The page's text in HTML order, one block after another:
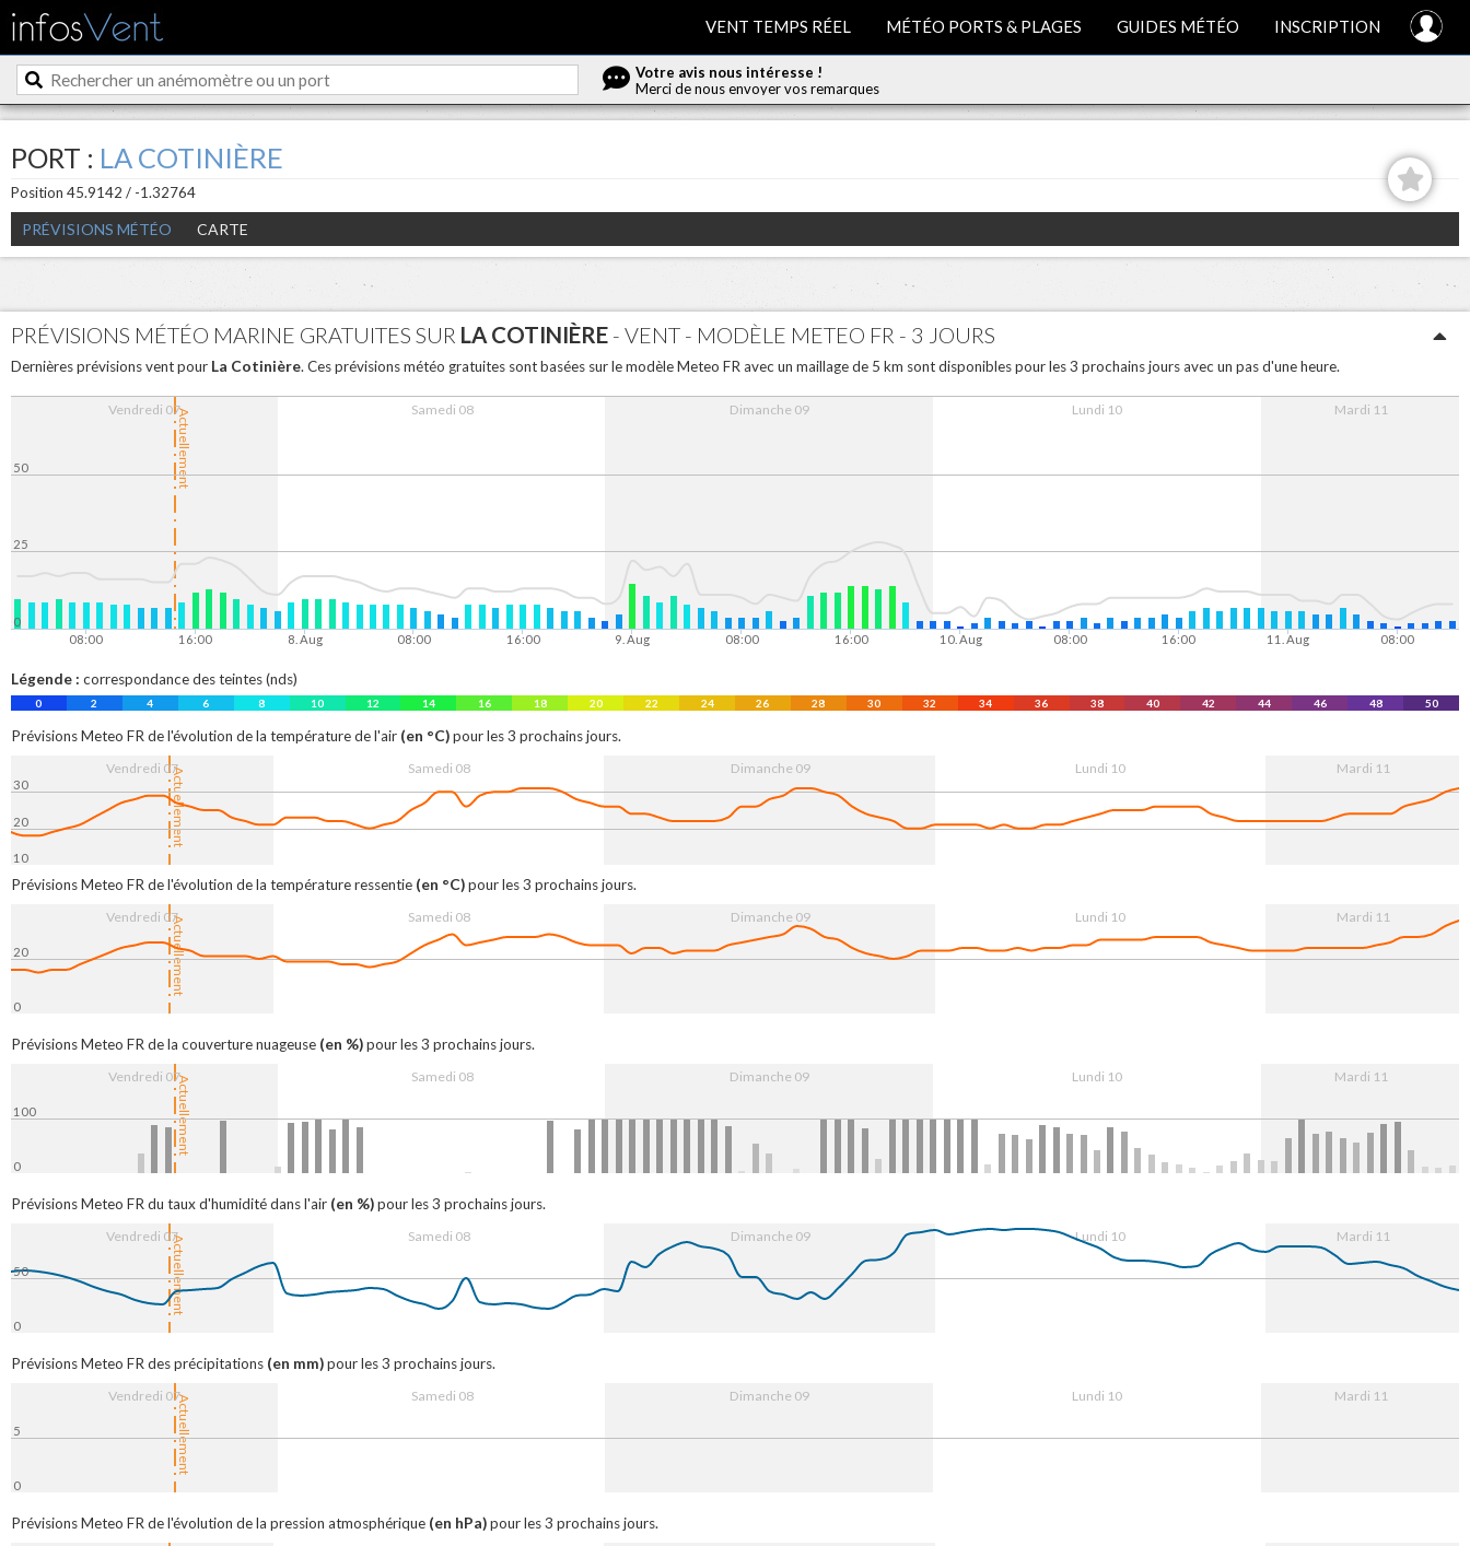
VENT TEMPS RÉEL MÉTÉO PORTS & PLAGES GUIDES MÉTÉO INSCRIPTION
Votre avis nous intéresse !
Merci de nous envoyer vos remarques
PORT : LA COTINIÈRE
Position 45.9142 / -1.32764
PRÉVISIONS MÉTÉO CARTE
PRÉVISIONS MÉTÉO MARINE GRATUITES SUR LA COTINIÈRE - VENT - MODÈLE METEO FR - 3 JOURS
Dernières prévisions vent pour La Cotinière. Ces prévisions météo gratuites sont basées sur le modèle Meteo FR avec un maillage de 5 km sont disponibles pour les 3 prochains jours avec un pas d'une heure.
Actuellement
Vendredi 07 Samedi 08 Dimanche 09 Lundi 10 Mardi 11
08:00 16:00 8. Aug 08:00 16:00 9. Aug 08:00 16:00 10. Aug 08:00 16:00 11. Aug 08:00
0
25
50
Légende : correspondance des teintes (nds)
0 2 4 6 8 10 12 14 16 18 20 22 24 26 28 30 32 34 36 38 40 42 44 46 48 50
Prévisions Meteo FR de l'évolution de la température de l'air (en °C)pour les 3 prochains jours.
Actuellement
Vendredi 07 Samedi 08 Dimanche 09 Lundi 10 Mardi 11
08:00
10
20
30
Prévisions Meteo FR de l'évolution de la température ressentie (en °C)pour les 3 prochains jours.
Actuellement
Vendredi 07 Samedi 08 Dimanche 09 Lundi 10 Mardi 11
0
20
Prévisions Meteo FR de la couverture nuageuse (en %)pour les 3 prochains jours.
Actuellement
Vendredi 07 Samedi 08 Dimanche 09 Lundi 10 Mardi 11
0
100
Prévisions Meteo FR du taux d'humidité dans l'air (en %)pour les 3 prochains jours.
Actuellement
Vendredi 07 Samedi 08 Dimanche 09 Lundi 10 Mardi 11
0
50
Prévisions Meteo FR des précipitations (en mm)pour les 3 prochains jours.
Actuellement
Vendredi 07 Samedi 08 Dimanche 09 Lundi 10 Mardi 11
0
5
Prévisions Meteo FR de l'évolution de la pression atmosphérique (en hPa)pour les 3 prochains jours.